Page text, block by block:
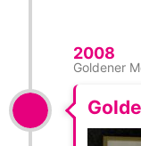
2008
Goldener